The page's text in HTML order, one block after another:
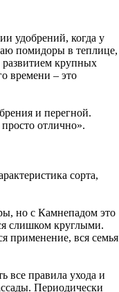
удобрений, когда у
помидоры в теплице,
крупных
времени – это
и перегной.
отлично».
сорта,
но с Камнепадом это
слишком круглыми.
применение, вся семья
все правила ухода и
Периодически